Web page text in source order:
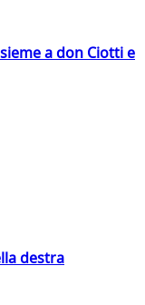
a don Ciotti e
destra